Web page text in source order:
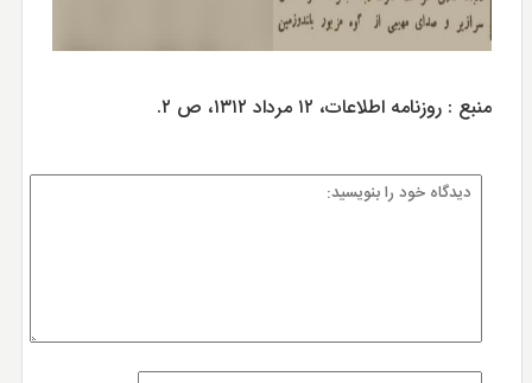
منبع : روزنامه اطلاعات، ۱۲ مرداد ۱۳۱۲، ص ۲.